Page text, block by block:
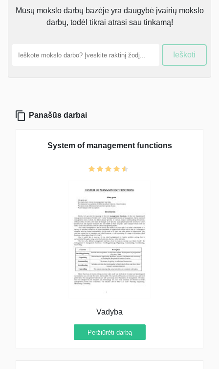
Mūsų mokslo darbų bazėje yra daugybė įvairių mokslo
darbų, todėl tikrai atrasi sau tinkamą!
Ieškoti
Panašūs darbai
System of management functions
Vadyba
Peržiūrėti darbą